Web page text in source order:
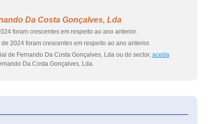
Da Costa Gonçalves, Lda
foram crescentes em respeito ao ano anterior.
2024 foram crescentes em respeito ao ano anterior.
de Fernando Da Costa Gonçalves, Lda ou do sector, aceda
Da Costa Gonçalves, Lda.